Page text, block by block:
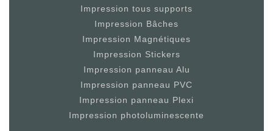
Impression tous supports
Impression Bâches
Impression Magnétiques
Impression Stickers
Impression panneau Alu
Impression panneau PVC
Impression panneau Plexi
Impression photoluminescente